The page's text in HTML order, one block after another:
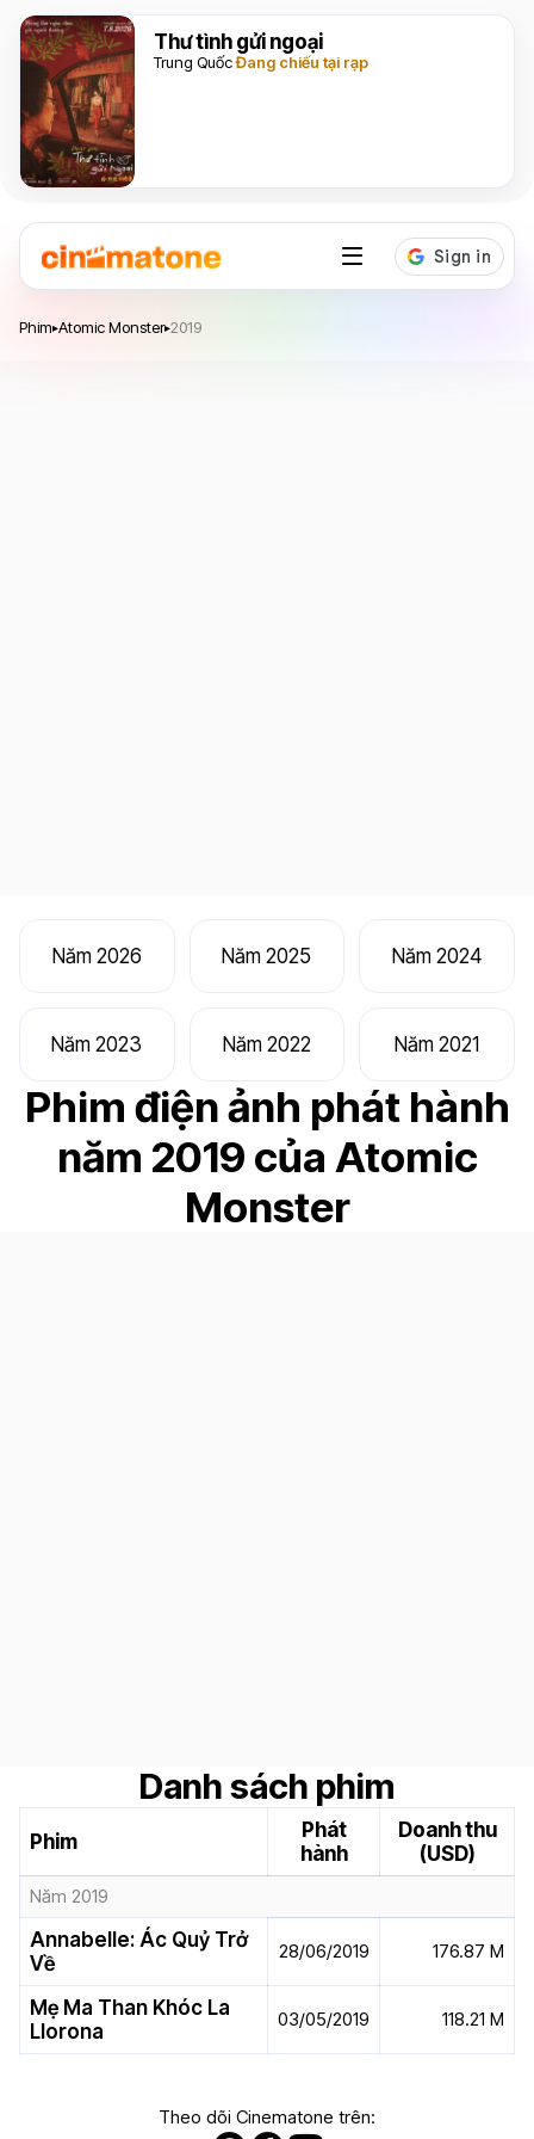
Thư tình gửi ngoại
Trung QuốcĐang chiếu tại rạp
Phim▸Atomic Monster▸2019
Năm 2026 Năm 2025 Năm 2024
Năm 2023 Năm 2022 Năm 2021
Phim điện ảnh phát hành
năm 2019 của Atomic
Monster
Danh sách phim
Phim
Phát
hành
Doanh thu
(USD)
Năm 2019
Annabelle: Ác Quỷ Trở
Về
28/06/2019 176.87 M
Mẹ Ma Than Khóc La
Llorona
03/05/2019 118.21 M
Theo dõi Cinematone trên: